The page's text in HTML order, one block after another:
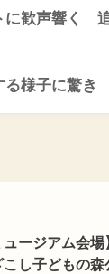
に歓声響く
る様子に驚き
ュージアム会場
し子どもの森